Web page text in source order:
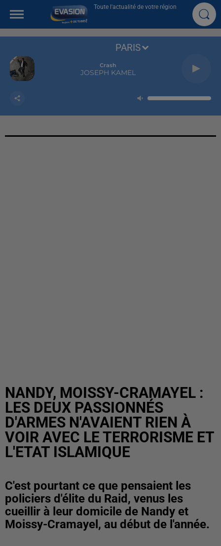
Toute l'actualité de votre région
Crash
JOSEPH KAMEL
PARIS
NANDY, MOISSY-CRAMAYEL :
LES DEUX PASSIONNÉS
D'ARMES N'AVAIENT RIEN À
VOIR AVEC LE TERRORISME ET
L'ETAT ISLAMIQUE
C'est pourtant ce que pensaient les
policiers d'élite du Raid, venus les
cueillir à leur domicile de Nandy et
Moissy-Cramayel, au début de l'année.